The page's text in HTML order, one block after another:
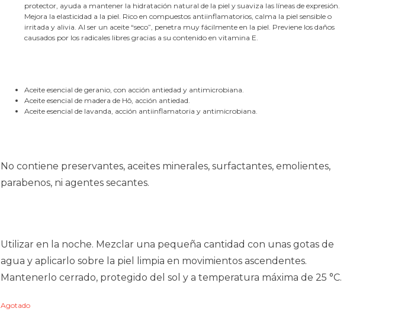
protector, ayuda a mantener la hidratación natural de la piel y suaviza las líneas de expresión.
Mejora la elasticidad a la piel. Rico en compuestos antiinflamatorios, calma la piel sensible o
irritada y alivia. Al ser un aceite “seco”, penetra muy fácilmente en la piel. Previene los daños
causados por los radicales libres gracias a su contenido en vitamina E.
Aceite esencial de geranio, con acción antiedad y antimicrobiana.
Aceite esencial de madera de Hô, acción antiedad.
Aceite esencial de lavanda, acción antiinflamatoria y antimicrobiana.
No contiene preservantes, aceites minerales, surfactantes, emolientes,
parabenos, ni agentes secantes.
Utilizar en la noche. Mezclar una pequeña cantidad con unas gotas de
agua y aplicarlo sobre la piel limpia en movimientos ascendentes.
Mantenerlo cerrado, protegido del sol y a temperatura máxima de 25 °C.
Agotado